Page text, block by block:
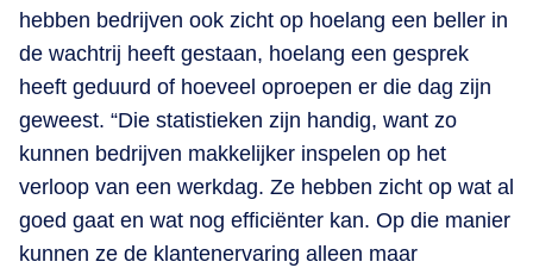
hebben bedrijven ook zicht op hoelang een beller in
de wachtrij heeft gestaan, hoelang een gesprek
heeft geduurd of hoeveel oproepen er die dag zijn
geweest. “Die statistieken zijn handig, want zo
kunnen bedrijven makkelijker inspelen op het
verloop van een werkdag. Ze hebben zicht op wat al
goed gaat en wat nog efficiënter kan. Op die manier
kunnen ze de klantenervaring alleen maar